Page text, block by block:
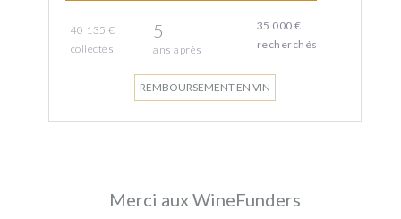
40 135 €
collectés
5
ans après
35 000 €
recherchés
REMBOURSEMENT EN VIN
Merci aux WineFunders